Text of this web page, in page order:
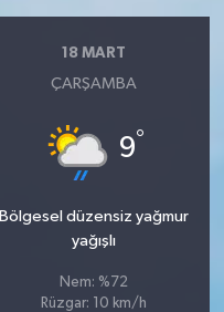
18 MART
ÇARŞAMBA
9°
Bölgesel düzensiz yağmur
yağışlı
Nem: %72
Rüzgar: 10 km/h